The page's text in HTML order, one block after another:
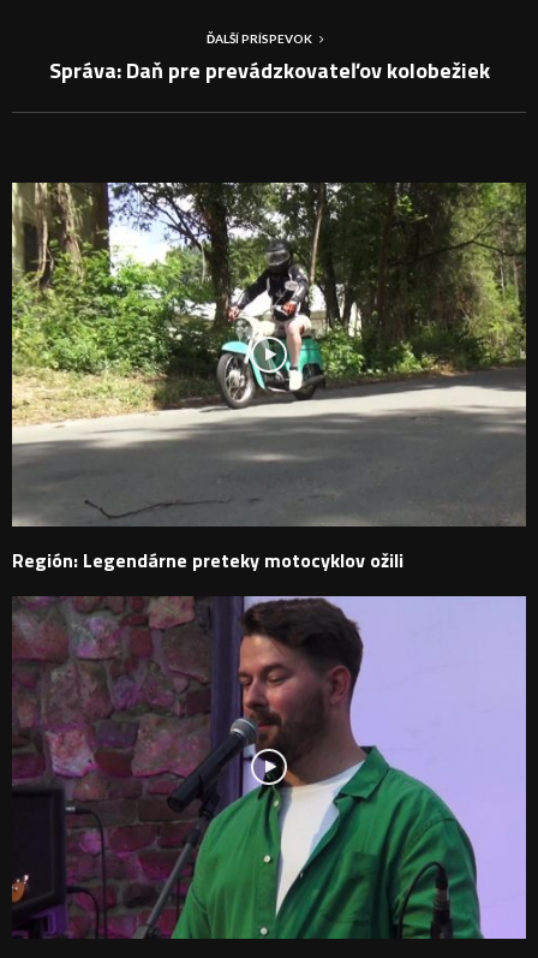
ĎALŠÍ PRÍSPEVOK
Správa: Daň pre prevádzkovateľov kolobežiek
Región: Legendárne preteky motocyklov ožili